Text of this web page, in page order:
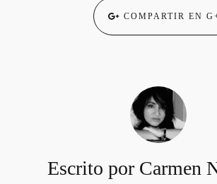
COMPARTIR EN
Escrito por Carmen